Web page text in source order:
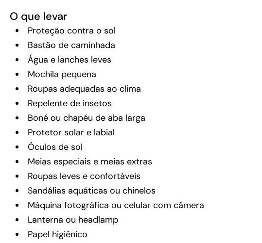
O que levar
Proteção contra o sol
Bastão de caminhada
Água e lanches leves
Mochila pequena
Roupas adequadas ao clima
Repelente de insetos
Boné ou chapéu de aba larga
Protetor solar e labial
Óculos de sol
Meias especiais e meias extras
Roupas leves e confortáveis
Sandálias aquáticas ou chinelos
Máquina fotográfica ou celular com câmera
Lanterna ou headlamp
Papel higiênico